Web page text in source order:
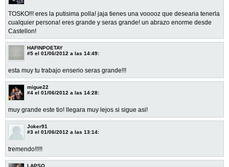
TOSKO!!! eres la putisima polla! jaja tienes una vooooz que desearia tenerla
cualquier persona! eres grande y seras grande! un abrazo enorme desde
Castellon!
HAFINPOETAY
#5 el 01/06/2012 a las 14:49:
esta muy tu trabajo enserio seras grande!!!
migue22
#4 el 01/06/2012 a las 14:28:
muy grande este tio! llegara muy lejos si sigue asi!
Joker91
#3 el 01/06/2012 a las 13:14:
tremendo!!!!!
LAPSO